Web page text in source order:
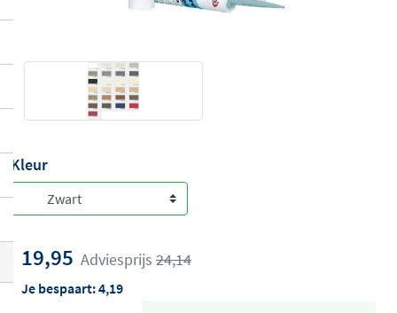
Kleur
19,95 Adviesprijs 24,14
Je bespaart:4,19